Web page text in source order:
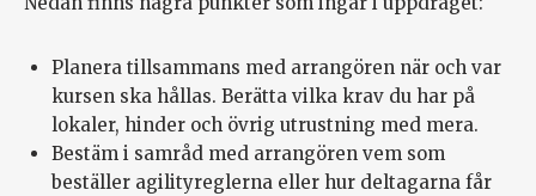
Planera tillsammans med arrangören när och var
kursen ska hållas. Berätta vilka krav du har på
lokaler, hinder och övrig utrustning med mera.
Bestäm i samråd med arrangören vem som
beställer agilityreglerna eller hur deltagarna får